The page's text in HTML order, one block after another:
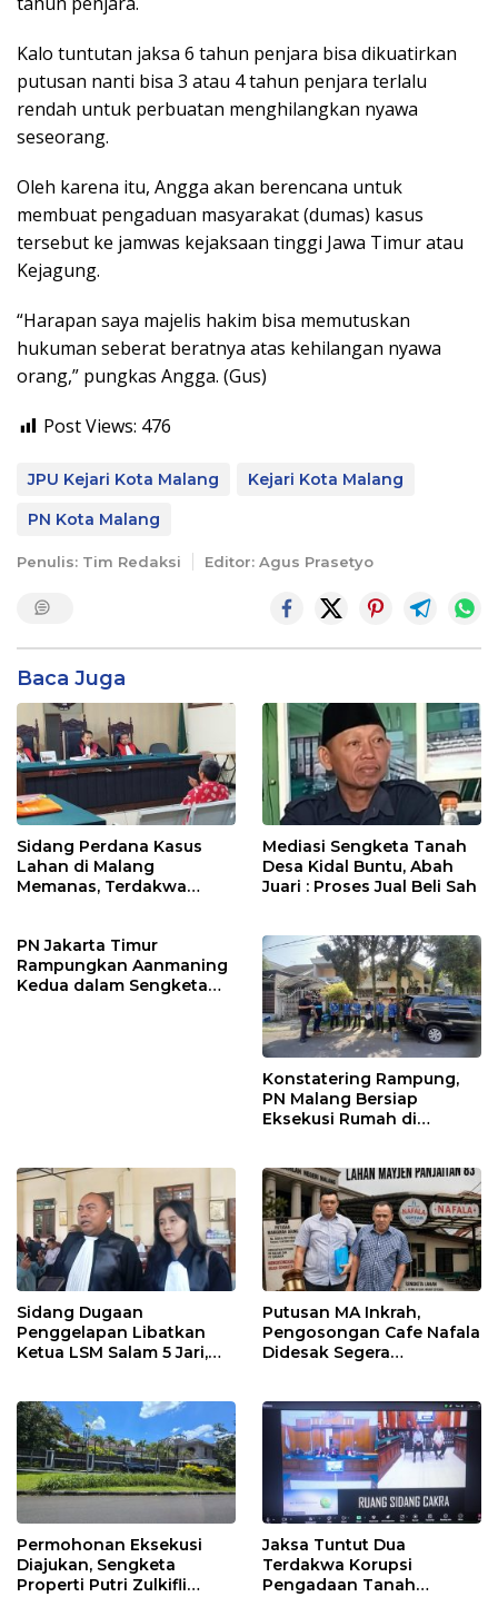
Kalo tuntutan jaksa 6 tahun penjara bisa dikuatirkan
putusan nanti bisa 3 atau 4 tahun penjara terlalu
rendah untuk perbuatan menghilangkan nyawa
seseorang.
Oleh karena itu, Angga akan berencana untuk
membuat pengaduan masyarakat (dumas) kasus
tersebut ke jamwas kejaksaan tinggi Jawa Timur atau
Kejagung.
“Harapan saya majelis hakim bisa memutuskan
hukuman seberat beratnya atas kehilangan nyawa
orang,” pungkas Angga. (Gus)
Post Views: 476
JPU Kejari Kota Malang
Kejari Kota Malang
PN Kota Malang
Penulis: Tim Redaksi Editor: Agus Prasetyo
Baca Juga
Sidang Perdana Kasus
Lahan di Malang
Memanas, Terdakwa
Mediasi Sengketa Tanah
Desa Kidal Buntu, Abah
Juari : Proses Jual Beli Sah
PN Jakarta Timur
Rampungkan Aanmaning
Kedua dalam Sengketa
Konstatering Rampung,
PN Malang Bersiap
Eksekusi Rumah di
Sidang Dugaan
Penggelapan Libatkan
Ketua LSM Salam 5 Jari,
Sesuai Hukum
Putusan MA Inkrah,
Pengosongan Cafe Nafala
Didesak Segera
Permohonan Eksekusi
Diajukan, Sengketa
Properti Putri Zulkifli
Jaksa Tuntut Dua
Terdakwa Korupsi
Pengadaan Tanah